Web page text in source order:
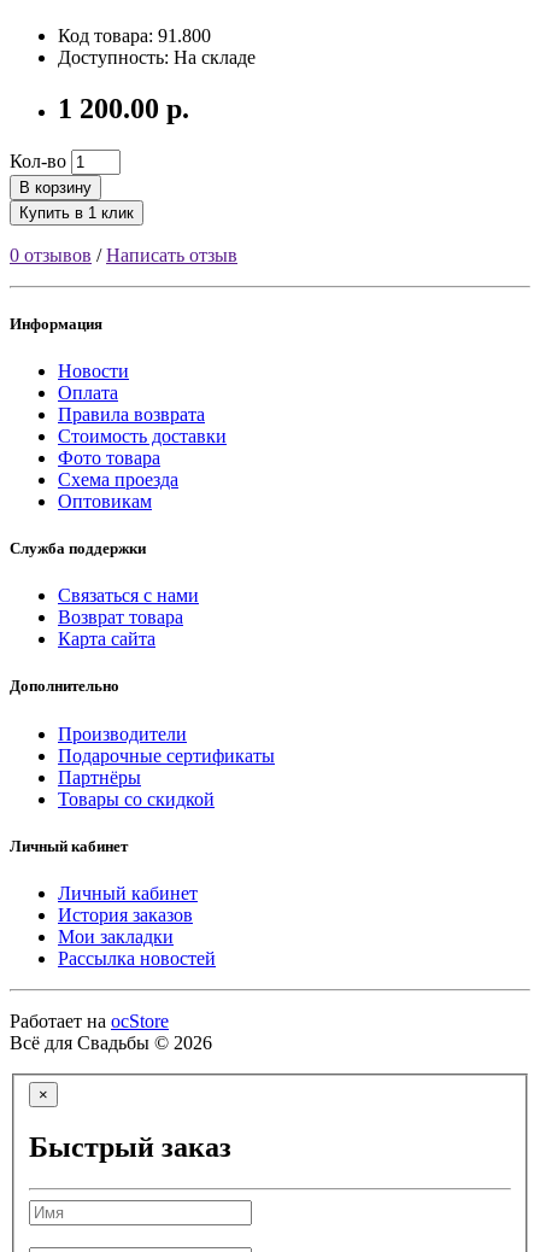
Код товара: 91.800
Доступность: На складе
1 200.00 р.
Кол-во
В корзину
Купить в 1 клик
0 отзывов /Написать отзыв
Информация
Новости
Оплата
Правила возврата
Стоимость доставки
Фото товара
Схема проезда
Оптовикам
Служба поддержки
Связаться с нами
Возврат товара
Карта сайта
Дополнительно
Производители
Подарочные сертификаты
Партнёры
Товары со скидкой
Личный кабинет
Личный кабинет
История заказов
Мои закладки
Рассылка новостей
Работает на ocStore
Всё для Свадьбы © 2026
×
Быстрый заказ